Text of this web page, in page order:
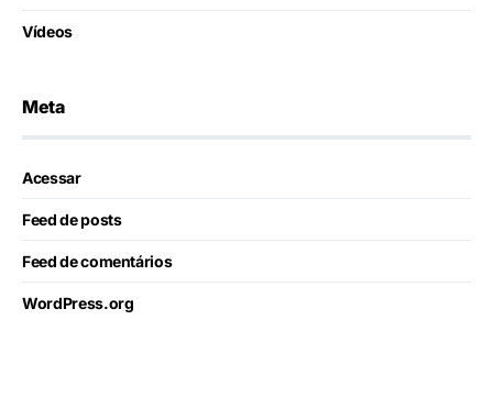
Vídeos
Meta
Acessar
Feed de posts
Feed de comentários
WordPress.org